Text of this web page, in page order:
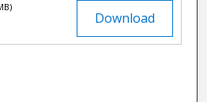
Download